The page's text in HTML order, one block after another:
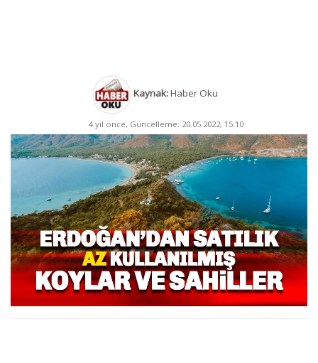
Kaynak:Haber Oku
4 yıl önce, Güncelleme: 20.05.2022, 15:10